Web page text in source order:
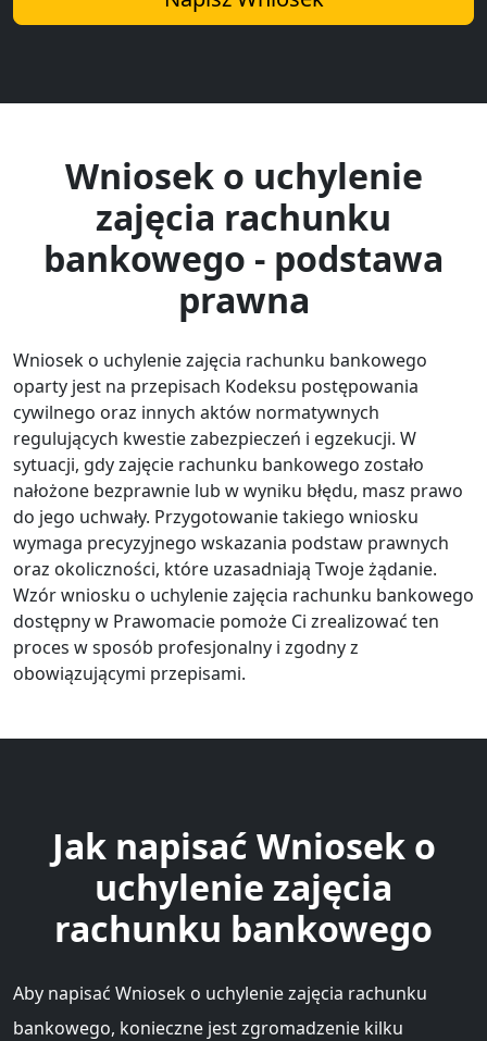
Wniosek o uchylenie
zajęcia rachunku
bankowego - podstawa
prawna
Wniosek o uchylenie zajęcia rachunku bankowego
oparty jest na przepisach Kodeksu postępowania
cywilnego oraz innych aktów normatywnych
regulujących kwestie zabezpieczeń i egzekucji. W
sytuacji, gdy zajęcie rachunku bankowego zostało
nałożone bezprawnie lub w wyniku błędu, masz prawo
do jego uchwały. Przygotowanie takiego wniosku
wymaga precyzyjnego wskazania podstaw prawnych
oraz okoliczności, które uzasadniają Twoje żądanie.
Wzór wniosku o uchylenie zajęcia rachunku bankowego
dostępny w Prawomacie pomoże Ci zrealizować ten
proces w sposób profesjonalny i zgodny z
obowiązującymi przepisami.
Jak napisać Wniosek o
uchylenie zajęcia
rachunku bankowego
Aby napisać Wniosek o uchylenie zajęcia rachunku
bankowego, konieczne jest zgromadzenie kilku